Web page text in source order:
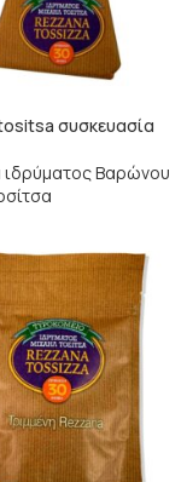
συσκευασία
ιδρύματος Βαρώνου